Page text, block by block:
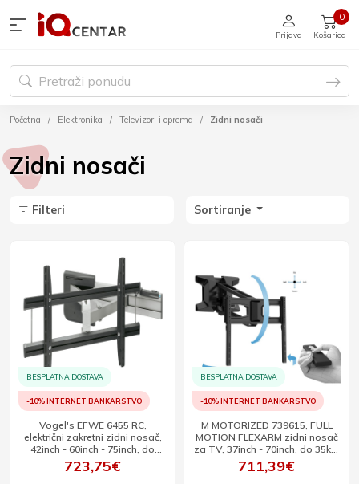
Prijava Košarica
0
Početna Elektronika Televizori i oprema Zidni nosači
Zidni nosači
Filteri Sortiranje
BESPLATNA DOSTAVA
-10% INTERNET BANKARSTVO
Vogel's EFWE 6455 RC,
električni zakretni zidni nosač,
42inch - 60inch - 75inch, do
70kg
723,75€
BESPLATNA DOSTAVA
-10% INTERNET BANKARSTVO
M MOTORIZED 739615, FULL
MOTION FLEXARM zidni nosač
za TV, 37inch - 70inch, do 35kg,
crni
711,39€